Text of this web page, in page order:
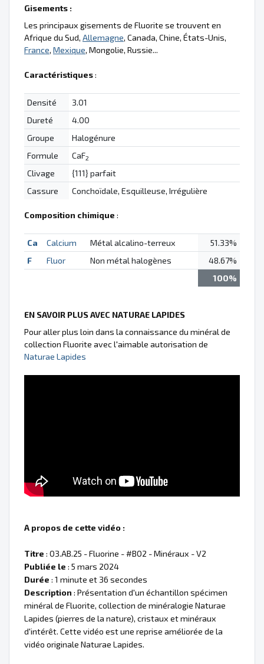
Gisements :
Les principaux gisements de Fluorite se trouvent en
Afrique du Sud, Allemagne, Canada, Chine, États-Unis,
France, Mexique, Mongolie, Russie...
Caractéristiques:
Densité
3.01
Dureté
4.00
Groupe
Halogénure
Formule
CaF2
Clivage
{111} parfait
Cassure
Conchoïdale, Esquilleuse, Irrégulière
Composition chimique :
Ca Calcium Métal alcalino-terreux
51.33%
F
Fluor Non métal halogènes
48.67%
100%
EN SAVOIR PLUS AVEC NATURAE LAPIDES
Pour aller plus loin dans la connaissance du minéral de
collection Fluorite avec l'aimable autorisation de
Naturae Lapides
A propos de cette vidéo :
Titre : 03.AB.25 - Fluorine - #B02 - Minéraux - V2
Publiée le : 5 mars 2024
Durée : 1 minute et 36 secondes
Description : Présentation d'un échantillon spécimen
minéral de Fluorite, collection de minéralogie Naturae
Lapides (pierres de la nature), cristaux et minéraux
d'intérêt. Cette vidéo est une reprise améliorée de la
vidéo originale Naturae Lapides.